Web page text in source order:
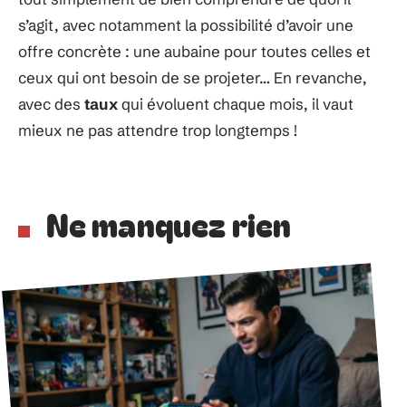
s’agit, avec notamment la possibilité d’avoir une
offre concrète : une aubaine pour toutes celles et
ceux qui ont besoin de se projeter… En revanche,
avec des tauxqui évoluent chaque mois, il vaut
mieux ne pas attendre trop longtemps !
Ne manquez rien